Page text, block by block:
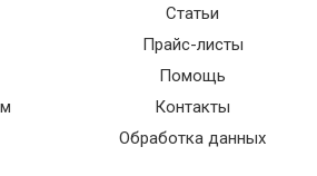
Статьи
Прайс-листы
Помощь
Контакты
Обработка данных